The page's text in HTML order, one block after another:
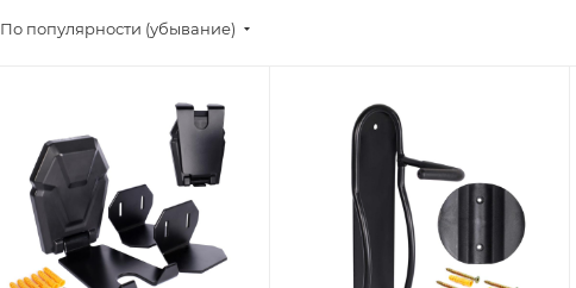
По популярности (убывание)